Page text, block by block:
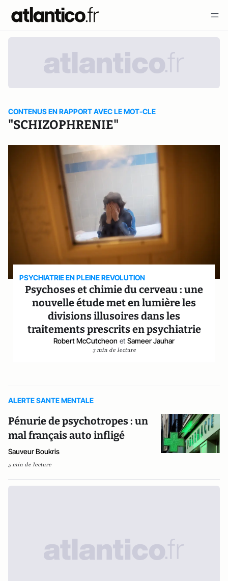
CONTENUS EN RAPPORT AVEC LE MOT-CLE
"SCHIZOPHRENIE"
PSYCHIATRIE EN PLEINE REVOLUTION
Psychoses et chimie du cerveau : une
nouvelle étude met en lumière les
divisions illusoires dans les
traitements prescrits en psychiatrie
Robert McCutcheon et Sameer Jauhar
3 min de lecture
ALERTE SANTE MENTALE
Pénurie de psychotropes : un
mal français auto infligé
Sauveur Boukris
5 min de lecture